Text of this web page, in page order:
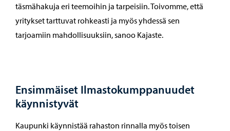
täsmähakuja eri teemoihin ja tarpeisiin. Toivomme, että
yritykset tarttuvat rohkeasti ja myös yhdessä sen
tarjoamiin mahdollisuuksiin, sanoo Kajaste.
Ensimmäiset Ilmastokumppanuudet
käynnistyvät
Kaupunki käynnistää rahaston rinnalla myös toisen